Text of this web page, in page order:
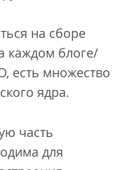
на сборе
каждом блоге/
есть множество
ядра.
часть
для